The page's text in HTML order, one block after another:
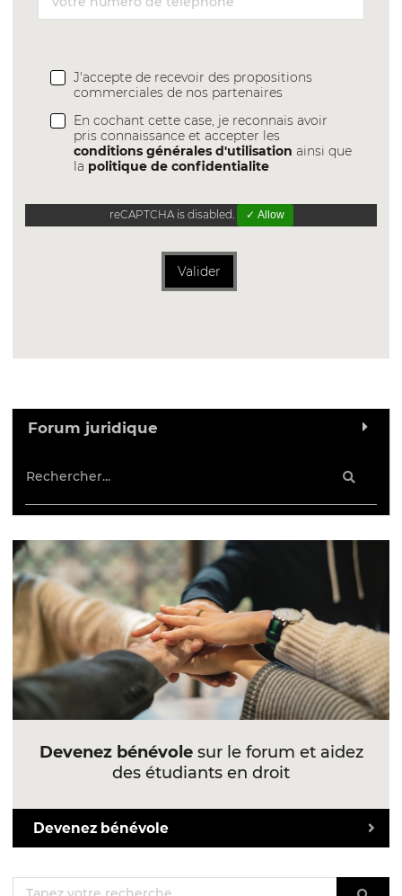
J'accepte de recevoir des propositions
commerciales de nos partenaires
En cochant cette case, je reconnais avoir
pris connaissance et accepter les
conditions générales d'utilisation ainsi que
la politique de confidentialite
reCAPTCHA is disabled. ✓ Allow
Valider
Forum juridique
Devenez bénévolesur le forum et aidez
des étudiants en droit
Devenez bénévole